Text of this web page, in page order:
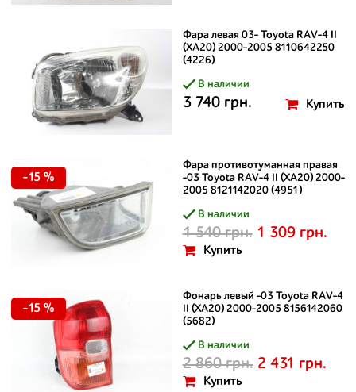
Фара левая 03- Toyota RAV-4 II
(XA20) 2000-2005 8110642250
(4226)
В наличии
3 740 грн. Купить
Фара противотуманная правая
-03 Toyota RAV-4 II (XA20) 2000-
2005 8121142020 (4951)
В наличии
1 540 грн. 1 309 грн.
Купить
-15 %
Фонарь левый -03 Toyota RAV-4
II (XA20) 2000-2005 8156142060
(5682)
В наличии
2 860 грн. 2 431 грн.
Купить
-15 %